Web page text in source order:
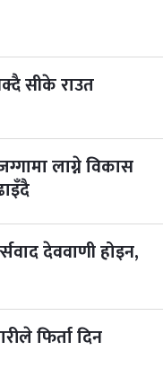
सीके राउत
लाग्ने विकास
देववाणी होइन,
फिर्ता दिन